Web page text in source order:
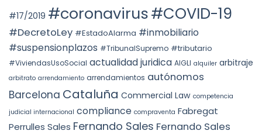
SUBSTANCE
OVER
UNDER
DOCTRINE,
ОКРУГА
КАТАЛОНИИ
(ITP)
STS
4240/2025:
la
prórroga
forzosa
indefinida
#17/2019 #coronavirus#COVID-19
#DecretoLey #EstadoAlarma #inmobiliario
#suspensionplazos #TribunalSupremo #tributario
#ViviendasUsoSocial actualidad juridica AIGLI alquiler arbitraje
arbitrato arrendamiento arrendamientos autónomos
Barcelona Cataluña Commercial Law competencia
judicial internacional compliance compraventa Fabregat
Perrulles Sales Fernando Sales Fernando Sales